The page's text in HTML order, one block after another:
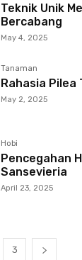
Teknik Unik
Bercabang
May 4, 2025
Tanaman
Rahasia Pilea
May 2, 2025
Hobi
Pencegahan
Sansevieria
April 23, 2025
3